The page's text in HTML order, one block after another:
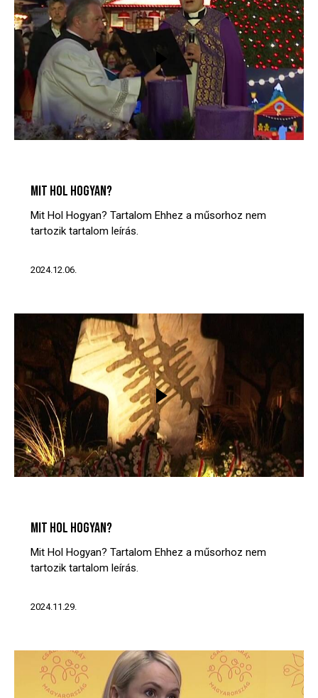
MIT HOL HOGYAN?
Mit Hol Hogyan? Tartalom Ehhez a műsorhoz nem
tartozik tartalom leírás.
2024.12.06.
MIT HOL HOGYAN?
Mit Hol Hogyan? Tartalom Ehhez a műsorhoz nem
tartozik tartalom leírás.
2024.11.29.